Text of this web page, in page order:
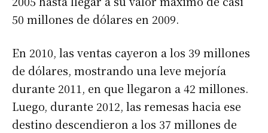
50 millones de dólares en 2009.
En 2010, las ventas cayeron a los 39 millones
de dólares, mostrando una leve mejoría
durante 2011, en que llegaron a 42 millones.
Luego, durante 2012, las remesas hacia ese
destino descendieron a los 37 millones de